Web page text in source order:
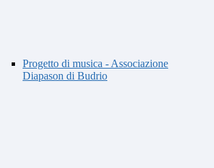
Progetto di musica - Associazione
Diapason di Budrio